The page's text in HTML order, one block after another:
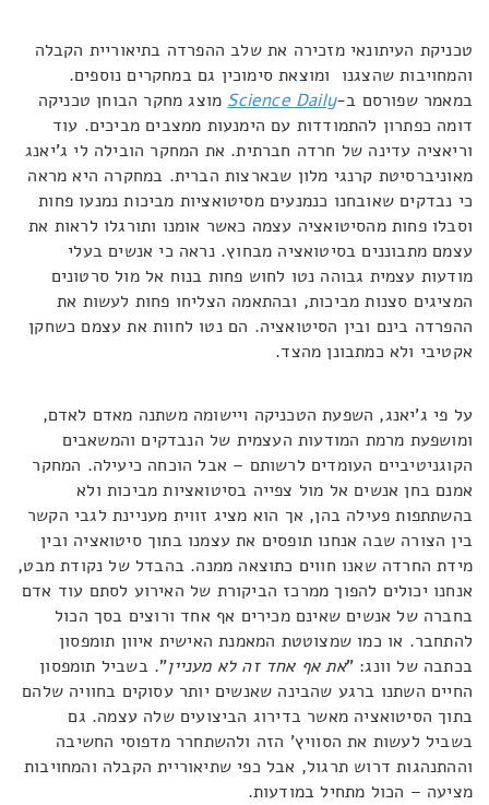
טכניקת העיתונאי מזכירה את שלב ההפרדה בתיאוריית הקבלה
והמחויבות שהצגנו ומוצאת סימוכין גם במחקרים נוספים.
במאמר שפורסם ב-Science Daily מוצג מחקר הבוחן טכניקה
דומה כפתרון להתמודדות עם הימנעות ממצבים מביכים. עוד
וריאציה עדינה של חרדה חברתית. את המחקר הובילה לי ג'יאנג
מאוניברסיטת קרנגי מלון שבארצות הברית. במחקרה היא מראה
כי נבדקים שאובחנו כנמנעים מסיטואציות מביכות נמנעו פחות
וסבלו פחות מהסיטואציה עצמה כאשר אומנו ותורגלו לראות את
עצמם מתבוננים בסיטואציה מבחוץ. נראה כי אנשים בעלי
מודעות עצמית גבוהה נטו לחוש פחות בנוח אל מול סרטונים
המציגים סצנות מביכות, ובהתאמה הצליחו פחות לעשות את
ההפרדה בינם ובין הסיטואציה. הם נטו לחוות את עצמם כשחקן
אקטיבי ולא כמתבונן מהצד.
על פי ג'יאנג, השפעת הטכניקה ויישומה משתנה מאדם לאדם,
ומושפעת מרמת המודעות העצמית של הנבדקים והמשאבים
הקוגניטיביים העומדים לרשותם – אבל הוכחה כיעילה. המחקר
אמנם בחן אנשים אל מול צפייה בסיטואציות מביכות ולא
בהשתתפות פעילה בהן, אך הוא מציג זווית מעניינת לגבי הקשר
בין הצורה שבה אנחנו תופסים את עצמנו בתוך סיטואציה ובין
מידת החרדה שאנו חווים כתוצאה ממנה. בהבדל של נקודת מבט,
אנחנו יכולים להפוך ממרכז הביקורת של האירוע לסתם עוד אדם
בחברה של אנשים שאינם מכירים אף אחד ורוצים בסך הכול
להתחבר. או כמו שמצוטטת המאמנת האישית איוון תומפסון
בכתבה של וונג: "את אף אחד זה לא מעניין". בשביל תומפסון
החיים השתנו ברגע שהבינה שאנשים יותר עסוקים בחוויה שלהם
בתוך הסיטואציה מאשר בדירוג הביצועים שלה עצמה. גם
בשביל לעשות את הסוויץ' הזה ולהשתחרר מדפוסי החשיבה
וההתנהגות דרוש תרגול, אבל כפי שתיאוריית הקבלה והמחויבות
מציעה – הכול מתחיל במודעות.